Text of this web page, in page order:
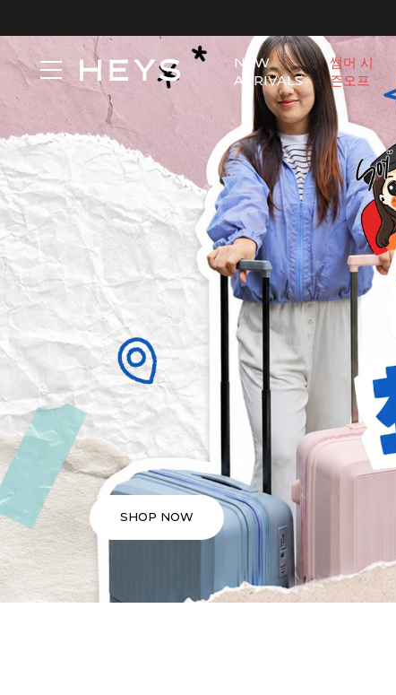
NEW
ARRIVALS
썸머 시
즌오프
SHOP NOW